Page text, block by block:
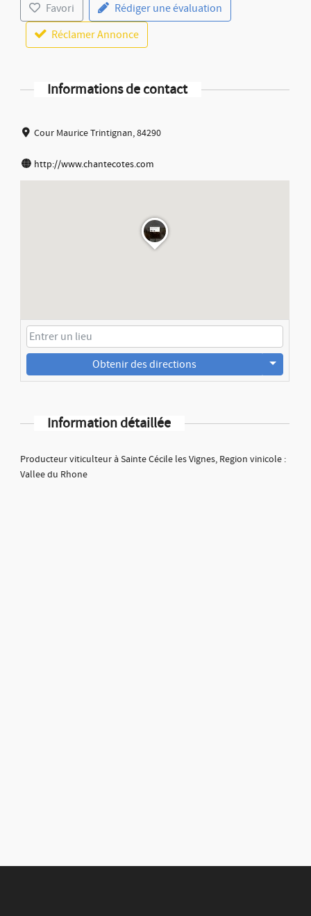
Favori
Rédiger une évaluation
Réclamer Annonce
Informations de contact
Cour Maurice Trintignan, 84290
http://www.chantecotes.com
Obtenir des directions
Information détaillée
Producteur viticulteur à Sainte Cécile les Vignes, Region vinicole :
Vallee du Rhone